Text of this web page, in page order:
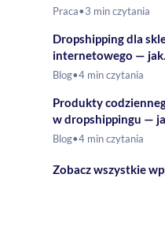
Gdański – Drogeria
Praca•3 min czytania
Dropshipping dla
internetowego — jak
rozszerzyć ofertę o
Blog•4 min czytania
Produkty
w dropshippingu —
budować ofertę?
Blog•4 min czytania
Zobacz wszystkie